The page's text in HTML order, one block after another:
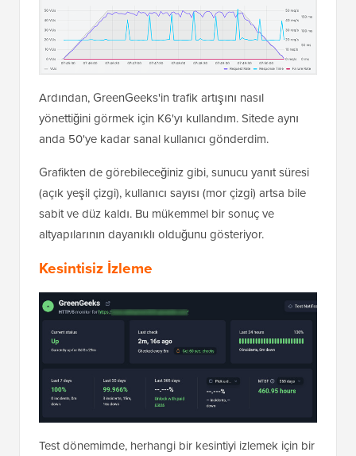
Ardından, GreenGeeks'in trafik artışını nasıl
yönettiğini görmek için K6'yı kullandım. Sitede aynı
anda 50'ye kadar sanal kullanıcı gönderdim.
Grafikten de görebileceğiniz gibi, sunucu yanıt süresi
(açık yeşil çizgi), kullanıcı sayısı (mor çizgi) artsa bile
sabit ve düz kaldı. Bu mükemmel bir sonuç ve
altyapılarının dayanıklı olduğunu gösteriyor.
Kesintisiz İzleme
Test dönemimde, herhangi bir kesintiyi izlemek için bir